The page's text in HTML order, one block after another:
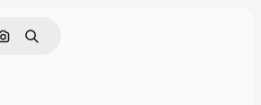
Cerca per immagine
Ricerca